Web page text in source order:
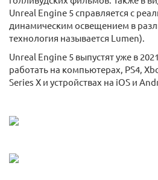
Unreal Engine 5 справляется с
динамическим освещением в
технология называется Lumen).
Unreal Engine 5 выпустят уже в
работать на компьютерах, PS4,
Series X и устройствах на iOS и